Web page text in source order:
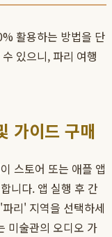
활용하는 방법을 단
있으니, 파리 여행
가이드 구매
스토어 또는 애플 앱
니다. 앱 실행 후 간
리' 지역을 선택하세
미술관의 오디오 가